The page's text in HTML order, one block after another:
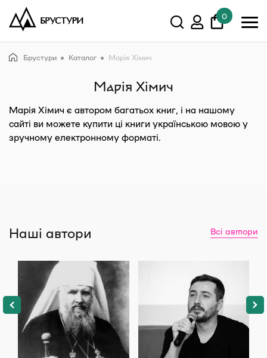
0
Брустури Каталог Марія Хімич
Марія Хімич
Марія Хімич є автором багатьох книг, і на нашому
сайті ви можете купити ці книги українською мовою у
зручному електронному форматі.
Наші автори Всі автори